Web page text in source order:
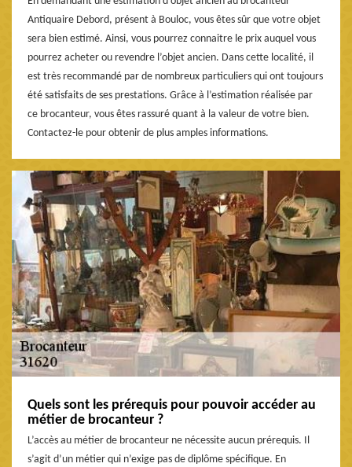
Antiquaire Debord, présent à Bouloc, vous êtes sûr que votre objet
sera bien estimé. Ainsi, vous pourrez connaitre le prix auquel vous
pourrez acheter ou revendre l’objet ancien. Dans cette localité, il
est très recommandé par de nombreux particuliers qui ont toujours
été satisfaits de ses prestations. Grâce à l’estimation réalisée par
ce brocanteur, vous êtes rassuré quant à la valeur de votre bien.
Contactez-le pour obtenir de plus amples informations.
Quels sont les prérequis pour pouvoir accéder au
métier de brocanteur ?
L’accès au métier de brocanteur ne nécessite aucun prérequis. Il
s’agit d’un métier qui n’exige pas de diplôme spécifique. En